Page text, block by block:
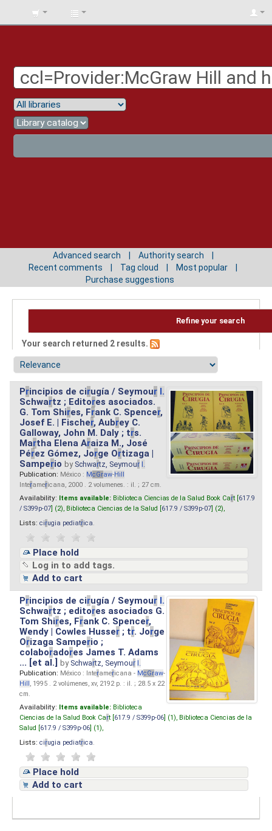
BIBLIOTECA
Advanced search
Authority search
Recent comments
Tag cloud
Most popular
Purchase suggestions
Refine your search
Your search returned 2 results.
Principios de cirugía / Seymour I.
Schwartz ; Editores asociados.
G. Tom Shires, Frank C. Spencer,
Josef E. | Fischer, Aubrey C.
Galloway, John M. Daly ; trs.
Martha Elena Araiza M., José
Pérez Gómez, Jorge Ortizaga |
Samperio by Schwartz, Seymour I.
Publication: México : McGraw-Hill
Interamericana, 2000 . 2 volumenes. : il. ; 27 cm.
Availability: Items available: Biblioteca Ciencias de la Salud Book Cart [ 617.9
/ S399p-07 ] (2), Biblioteca Ciencias de la Salud [ 617.9 / S399p-07 ] (2),
Lists: cirugia pediatrica
Place hold
Log in to add tags.
Add to cart
Principios de cirugía / Seymour I.
Schwartz ; editores asociados G.
Tom Shires, Frank C. Spencer,
Wendy | Cowles Husser ; tr. Jorge
Orizaga Samperio ;
colaboradores James T. Adams
... [et al.]by Schwartz, Seymour I.
Publication: México : Interamericana - McGraw-
Hill, 1995 . 2 volúmenes, xv, 2192 p. : il. ; 28.5 x 22
cm.
Availability: Items available: Biblioteca
Ciencias de la Salud Book Cart [ 617.9 / S399p-06 ] (1), Biblioteca Ciencias de la
Salud [ 617.9 / S399p-06 ] (1),
Lists: cirugia pediatrica
Place hold
Add to cart